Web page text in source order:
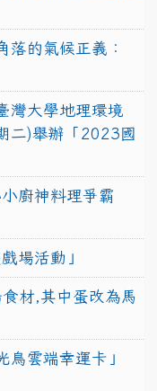
落的氣候正義：
灣大學地理環境
二)舉辦「2023國
廚神料理爭霸
場活動」
材,其中蛋改為馬
鳥雲端幸運卡」